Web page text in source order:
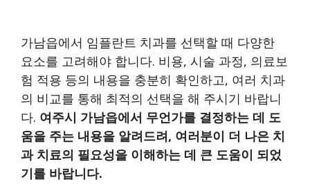
가남읍에서 임플란트 치과를 선택할 때 다양한
요소를 고려해야 합니다. 비용, 시술 과정, 의료보
험 적용 등의 내용을 충분히 확인하고, 여러 치과
의 비교를 통해 최적의 선택을 해 주시기 바랍니
다. 여주시 가남읍에서 무언가를 결정하는 데 도
움을 주는 내용을 알려드려, 여러분이 더 나은 치
과 치료의 필요성을 이해하는 데 큰 도움이 되었
기를 바랍니다.